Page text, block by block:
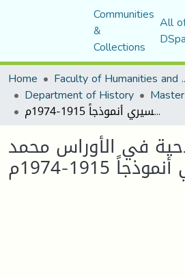
Communities
&
Collections
All
Home
Faculty of
Department of History
الحركة الإصلاحية في الأوراس محمد الغسيري أنموذجاً 1915-1974م
في الأوراس محمد
1915-1974م